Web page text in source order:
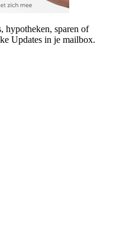
hypotheken, sparen of
Updates in je mailbox.